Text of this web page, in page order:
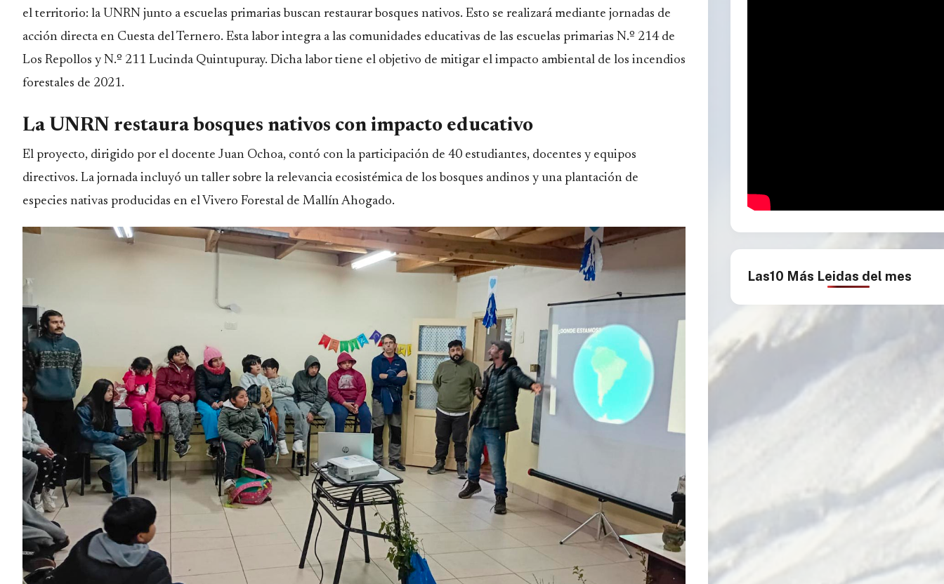
el territorio: la UNRN junto a escuelas primarias buscan restaurar bosques nativos. Esto se realizará mediante jornadas de
acción directa en Cuesta del Ternero. Esta labor integra a las comunidades educativas de las escuelas primarias N.º 214 de
Los Repollos y N.º 211 Lucinda Quintupuray. Dicha labor tiene el objetivo de mitigar el impacto ambiental de los incendios
forestales de 2021.
La UNRN restaura bosques nativos con impacto educativo
El proyecto, dirigido por el docente Juan Ochoa, contó con la participación de 40 estudiantes, docentes y equipos
directivos. La jornada incluyó un taller sobre la relevancia ecosistémica de los bosques andinos y una plantación de
especies nativas producidas en el Vivero Forestal de Mallín Ahogado.
Las10 Más Leidas del mes